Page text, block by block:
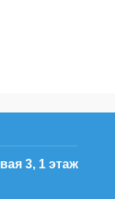
3, 1 этаж